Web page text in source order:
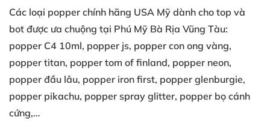
Các loại popper chính hãng USA Mỹ dành cho top và
bot được ưa chuộng tại Phú Mỹ Bà Rịa Vũng Tàu:
popper C4 10ml, popper js, popper con ong vàng,
popper titan, popper tom of finland, popper neon,
popper đầu lâu, popper iron first, popper glenburgie,
popper pikachu, popper spray glitter, popper bọ cánh
cứng,…